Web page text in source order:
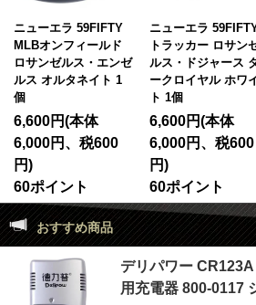
ニューエラ 59FIFTY
MLBオンフィールド
ロサンゼルス・エンゼ
ルス オルタネイト 1
個
6,600円(本体
6,000円、税600
円)
60ポイント
ニューエラ
トラッカー ロサン
ルス・ドジャース
ークロイヤル ホワ
ト 1個
6,600円(本体
6,000円、税600
円)
60ポイント
おすすめ商品
デリパワー
用充電器 800-0117